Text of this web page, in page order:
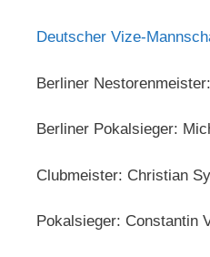
Deutscher Vize-
Berliner
Berliner Pokalsieger:
Clubmeister: Christian
Pokalsieger: Constantin